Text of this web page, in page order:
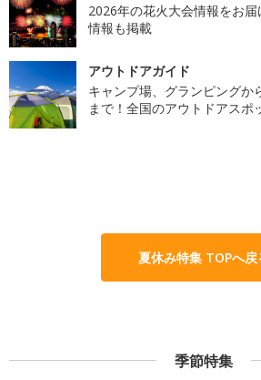
2026年の花火大会情報をお
情報も掲載
アウトドアガイド
キャンプ場、グランピングか
まで！全国のアウトドアスポ
夏休み特集 TOPへ戻
季節特集